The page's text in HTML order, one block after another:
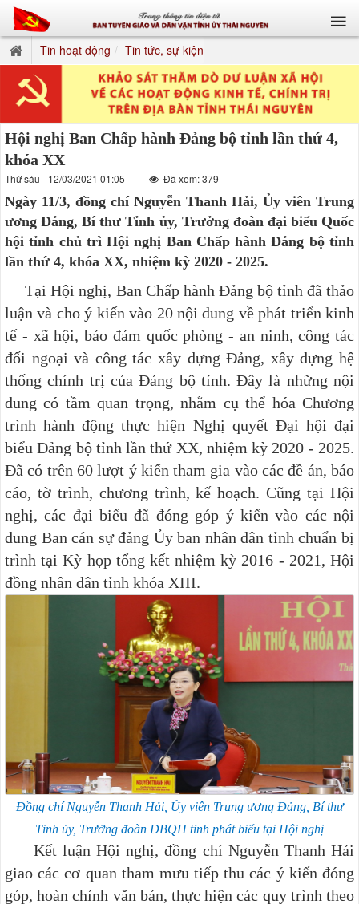
Tin hoạt động Tin tức, sự kiện
Hội nghị Ban Chấp hành Đảng bộ tỉnh lần thứ 4,
khóa XX
Thứ sáu - 12/03/2021 01:05 Đã xem: 379
Ngày 11/3, đồng chí Nguyễn Thanh Hải, Ủy viên Trung
ương Đảng, Bí thư Tỉnh ủy, Trưởng đoàn đại biểu Quốc
hội tỉnh chủ trì Hội nghị Ban Chấp hành Đảng bộ tỉnh
lần thứ 4, khóa XX, nhiệm kỳ 2020 - 2025.
Tại Hội nghị, Ban Chấp hành Đảng bộ tỉnh đã thảo
luận và cho ý kiến vào 20 nội dung về phát triển kinh
tế - xã hội, bảo đảm quốc phòng - an ninh, công tác
đối ngoại và công tác xây dựng Đảng, xây dựng hệ
thống chính trị của Đảng bộ tỉnh. Đây là những nội
dung có tầm quan trọng, nhằm cụ thể hóa Chương
trình hành động thực hiện Nghị quyết Đại hội đại
biểu Đảng bộ tỉnh lần thứ XX, nhiệm kỳ 2020 - 2025.
Đã có trên 60 lượt ý kiến tham gia vào các đề án, báo
cáo, tờ trình, chương trình, kế hoạch. Cũng tại Hội
nghị, các đại biểu đã đóng góp ý kiến vào các nội
dung Ban cán sự đảng Ủy ban nhân dân tỉnh chuẩn bị
trình tại Kỳ họp tổng kết nhiệm kỳ 2016 - 2021, Hội
đồng nhân dân tỉnh khóa XIII.
Đồng chí Nguyễn Thanh Hải, Ủy viên Trung ương Đảng, Bí thư
Tỉnh ủy, Trưởng đoàn ĐBQH tỉnh phát biểu tại Hội nghị
Kết luận Hội nghị, đồng chí Nguyễn Thanh Hải
giao các cơ quan tham mưu tiếp thu các ý kiến đóng
góp, hoàn chỉnh văn bản, thực hiện các quy trình theo